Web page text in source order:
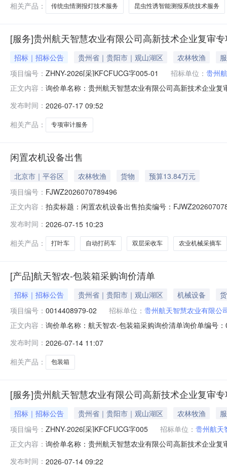
相关产品：
传统虫情测报灯技术服务 昆虫性诱智能测报系统技术服务
[服务]贵州航天智慧农业有限公司高新技术企业复审
招标｜招标公告 贵州省｜贵阳市｜观山湖区 农林牧渔
项目编号： ZHNY-2026[采]KFCFUCG字005-01 招标单位： 贵州
正文内容： 询价单名称：贵州航天智慧农业有限公司高新技术企业
发布时间： 2026-07-17 09:52
相关产品：
专项审计服务
闲置农机设备出售
北京市｜平谷区 农林牧渔 货物
预算13.84万元
项目编号： FJWZ2026070789496
正文内容： 拍卖标题：闲置农机设备出售拍卖编号：
批拍卖计量单位：批中拍回收商：北京首农平谷农业科
发布时间： 2026-07-15 10:23
相关产品：
打叶车 自动打药车 双层采收车 农业机械采摘车
[产品]航天智农-包装箱采购询价清单
招标｜招标公告 贵州省｜贵阳市｜观山湖区 机械设备
项目编号： 0014408979-02 招标单位： 贵州航天智慧农业有限公
正文内容： 询价单名称：航天智农-包装箱采购询价清单询价单编号
发布时间： 2026-07-14 11:07
相关产品：
包装箱
[服务]贵州航天智慧农业有限公司高新技术企业复审
招标｜招标公告 贵州省｜贵阳市｜观山湖区 农林牧渔
项目编号： ZHNY-2026[采]KFCFUCG字005 招标单位： 贵州航天
正文内容： 询价单名称：贵州航天智慧农业有限公司高新技术企业
发布时间： 2026-07-14 09:22